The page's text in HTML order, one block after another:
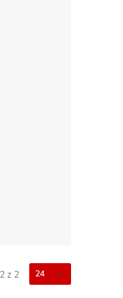
z 2 24